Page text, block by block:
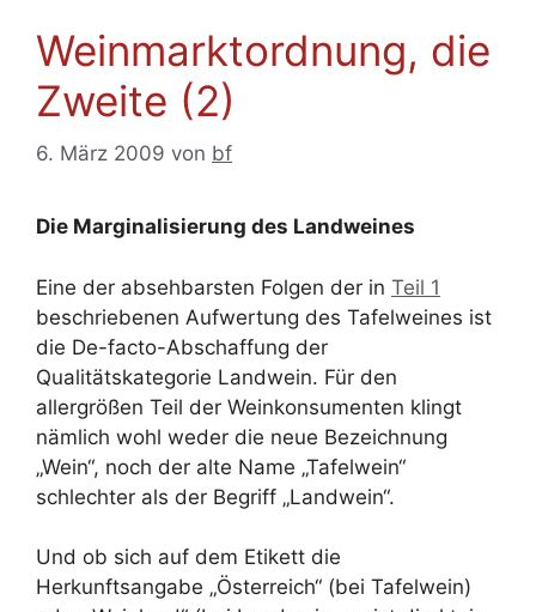
Weinmarktordnung, die
Zweite (2)
6. März 2009 von bf
Die Marginalisierung des Landweines
Eine der absehbarsten Folgen der in Teil 1
beschriebenen Aufwertung des Tafelweines ist
die De-facto-Abschaffung der
Qualitätskategorie Landwein. Für den
allergrößen Teil der Weinkonsumenten klingt
nämlich wohl weder die neue Bezeichnung
„Wein“, noch der alte Name „Tafelwein“
schlechter als der Begriff „Landwein“.
Und ob sich auf dem Etikett die
Herkunftsangabe „Österreich“ (bei Tafelwein)